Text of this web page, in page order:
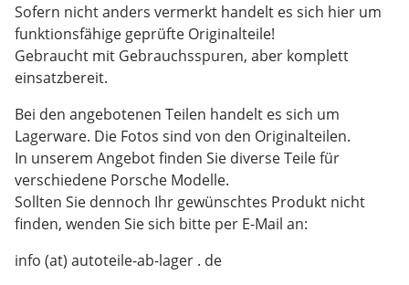
Sofern nicht anders vermerkt handelt es sich hier um
funktionsfähige geprüfte Originalteile!
Gebraucht mit Gebrauchsspuren, aber komplett
einsatzbereit.
Bei den angebotenen Teilen handelt es sich um
Lagerware. Die Fotos sind von den Originalteilen.
In unserem Angebot finden Sie diverse Teile für
verschiedene Porsche Modelle.
Sollten Sie dennoch Ihr gewünschtes Produkt nicht
finden, wenden Sie sich bitte per E-Mail an:
info (at) autoteile-ab-lager . de